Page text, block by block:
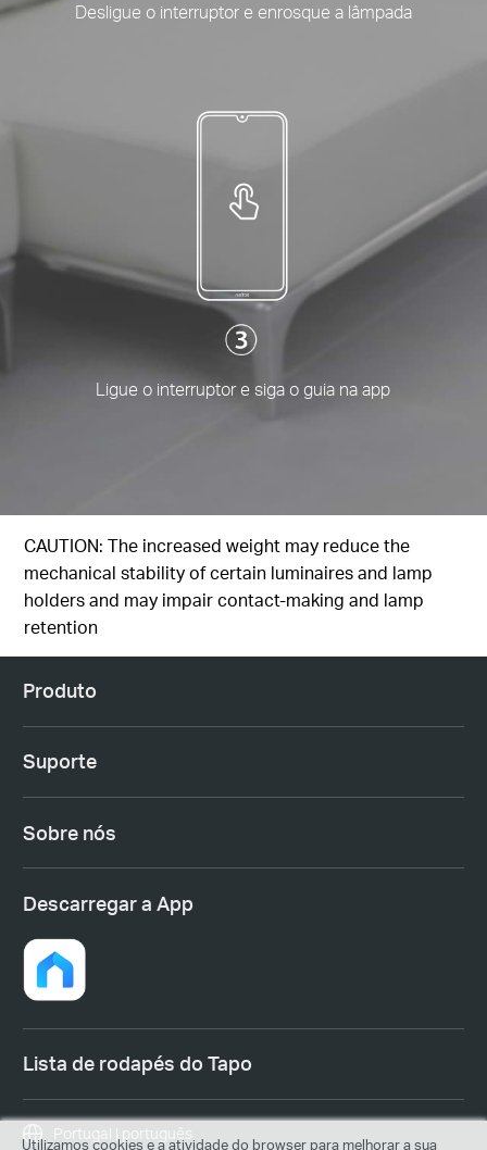
Desligue o interruptor e enrosque a lâmpada
Ligue o interruptor e siga o guia na app
CAUTION: The increased weight may reduce the
mechanical stability of certain luminaires and lamp
holders and may impair contact-making and lamp
retention
Produto
Suporte
Sobre nós
Descarregar a App
Lista de rodapés do Tapo
Portugal | português
Utilizamos cookies e a atividade do browser para melhorar a sua